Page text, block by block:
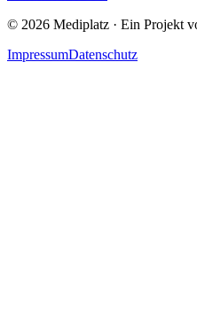
© 2026 Mediplatz · Ein Projekt
ImpressumDatenschutz